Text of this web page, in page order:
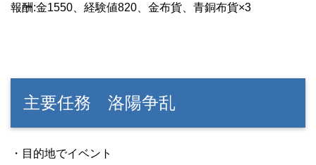
報酬:金1550、経験値820、金布貨、青銅布貨×3
主要任務 洛陽争乱
・目的地でイベント